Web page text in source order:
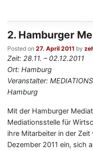
2. Hamburger
Posted on 27. April 2011 by
Zeit: 28.11. – 02.12.2011
Ort: Hamburg
Veranstalter:
Hamburg
Mit der Hamburger
Mediationsstelle für
ihre Mitarbeiter in der
Dezember 2011 ein, sich